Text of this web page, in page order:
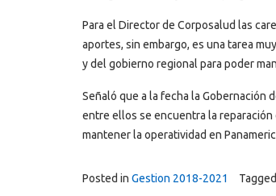
Para el Director de Corposalud las
aportes, sin embargo, es una tarea
y del gobierno regional para poder
Señaló que a la fecha la Gobernación
entre ellos se encuentra la reparación
mantener la operatividad en
Posted in Gestion 2018-2021 Tagged